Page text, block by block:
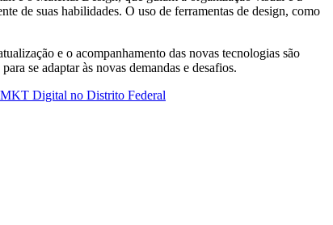
de suas habilidades. O uso de ferramentas de design, como
e o acompanhamento das novas tecnologias são
se adaptar às novas demandas e desafios.
Digital no Distrito Federal